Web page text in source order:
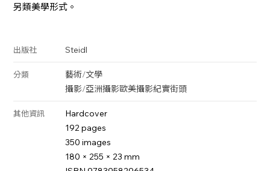
另類美學形式。
出版社 Steidl
分類 藝術/文學
攝影/亞洲攝影歐美攝影紀實街頭
其他資訊
Hardcover
192 pages
350 images
180 × 255 × 23 mm